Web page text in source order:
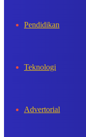
Pendidikan
Teknologi
Advertorial